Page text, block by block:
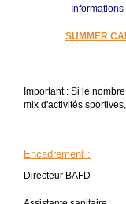
SUMMER
Important : Si le
mix d'activités
Encadrement :
Directeur BAFD